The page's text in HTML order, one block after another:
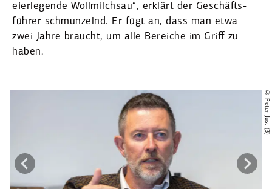
eierle­gende Wollmilchsau“, erklärt der Geschäfts­
führer schmun­zelnd. Er fügt an, dass man etwa
zwei Jahre braucht, um alle Bereiche im Griff zu
haben.
© Peter Just (3)